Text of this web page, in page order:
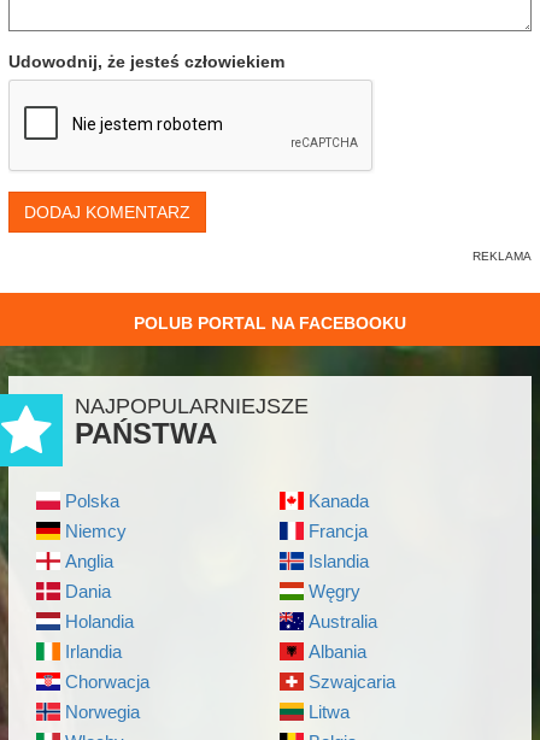
Udowodnij, że jesteś człowiekiem
DODAJ KOMENTARZ
POLUB PORTAL NA FACEBOOKU
NAJPOPULARNIEJSZE
PAŃSTWA
Polska
Niemcy
Anglia
Dania
Holandia
Irlandia
Chorwacja
Norwegia
Kanada
Francja
Islandia
Węgry
Australia
Albania
Szwajcaria
Litwa